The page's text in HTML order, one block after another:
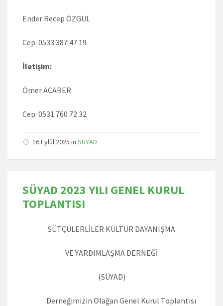
Ender Recep ÖZGÜL
Cep: 0533 387 47 19
İletişim:
Ömer ACARER
Cep: 0531 760 72 32
16 Eylül 2025 in SÜYAD
SÜYAD 2023 YILI GENEL KURUL
TOPLANTISI
SÜTÇÜLERLİLER KÜLTÜR DAYANIŞMA
VE YARDIMLAŞMA DERNEĞİ
(SÜYAD)
Derneğimizin Olağan Genel Kurul Toplantısı